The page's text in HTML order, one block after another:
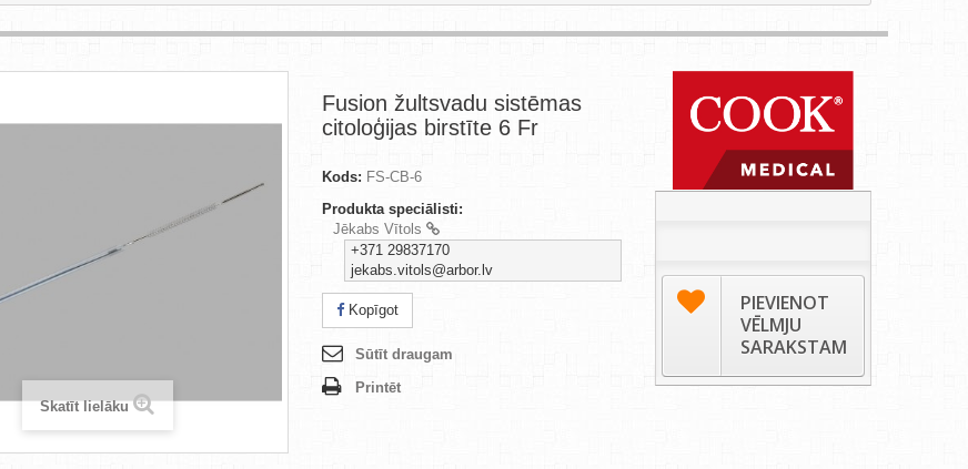
Skatīt lielāku
Fusion žultsvadu sistēmas
citoloģijas birstīte 6 Fr
Kods: FS-CB-6
Produkta speciālisti:
Jēkabs Vītols
+371 29837170
jekabs.vitols@arbor.lv
Kopīgot
Sūtīt draugam
Printēt
PIEVIENOT
VĒLMJU
SARAKSTAM